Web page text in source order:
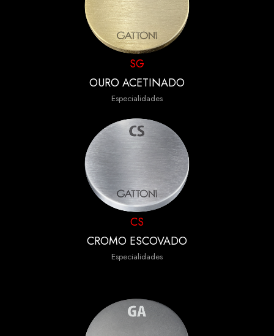
SG
OURO ACETINADO
Especialidades
CS
CROMO ESCOVADO
Especialidades